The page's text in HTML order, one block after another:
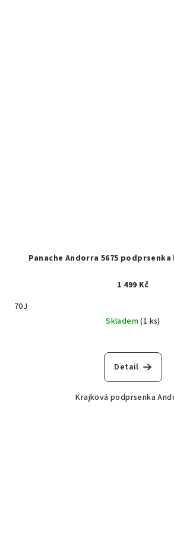
Panache Andorra 5675
1 499 Kč
70J
Skladem(1 ks)
Detail
Krajková podprsenka